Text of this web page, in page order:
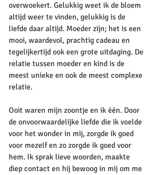
overwoekert. Gelukkig weet ik de bloem
altijd weer te vinden, gelukkig is de
liefde daar altijd. Moeder zijn; het is een
mooi, waardevol, prachtig cadeau en
tegelijkertijd ook een grote uitdaging. De
relatie tussen moeder en kind is de
meest unieke en ook de meest complexe
relatie.
Ooit waren mijn zoontje en ik één. Door
de onvoorwaardelijke liefde die ik voelde
voor het wonder in mij, zorgde ik goed
voor mezelf en zo zorgde ik goed voor
hem. Ik sprak lieve woorden, maakte
diep contact en hij bewoog in mij om me